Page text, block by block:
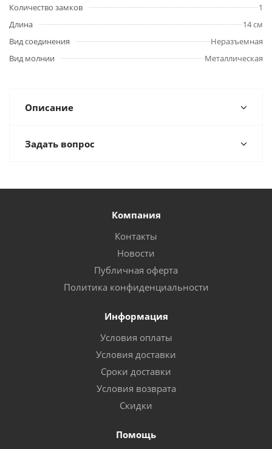
Количество замков
1
Длина
14 см
Вид соединения
Неразъемная
Вид молнии
Металлическая
Описание
Задать вопрос
Компания
Контакты
Новости
Публичная оферта
Политика конфиденциальности
Информация
Условия оплаты
Условия доставки
Сроки доставки
Условия возврата
Скидки
Помощь